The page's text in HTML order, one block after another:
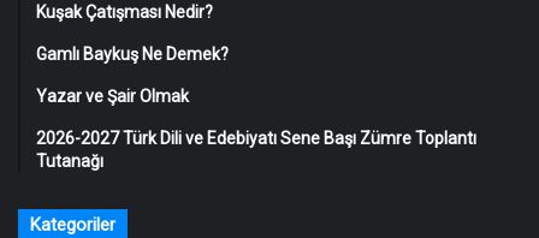
Kuşak Çatışması Nedir?
Gamlı Baykuş Ne Demek?
Yazar ve Şair Olmak
2026-2027 Türk Dili ve Edebiyatı Sene Başı Zümre Toplantı
Tutanağı
Kategoriler